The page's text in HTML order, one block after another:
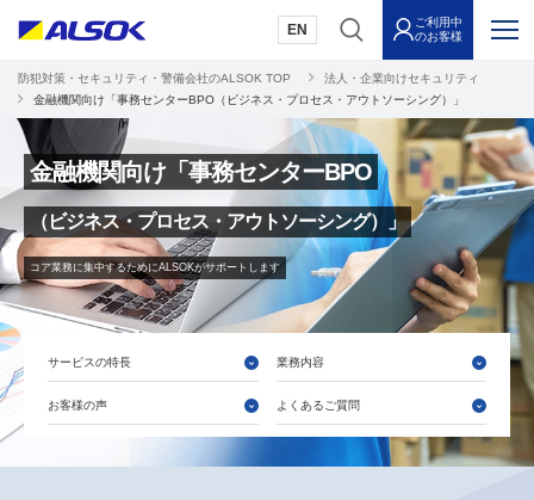
EN
ご利用中
のお客様
防犯対策・セキュリティ・警備会社のALSOK TOP
法人・企業向けセキュリティ
金融機関向け「事務センターBPO（ビジネス・プロセス・アウトソーシング）」
金融機関向け「事務センターBPO
（ビジネス・プロセス・アウトソーシング）」
コア業務に集中するためにALSOKがサポートします
サービスの特長 業務内容
お客様の声 よくあるご質問